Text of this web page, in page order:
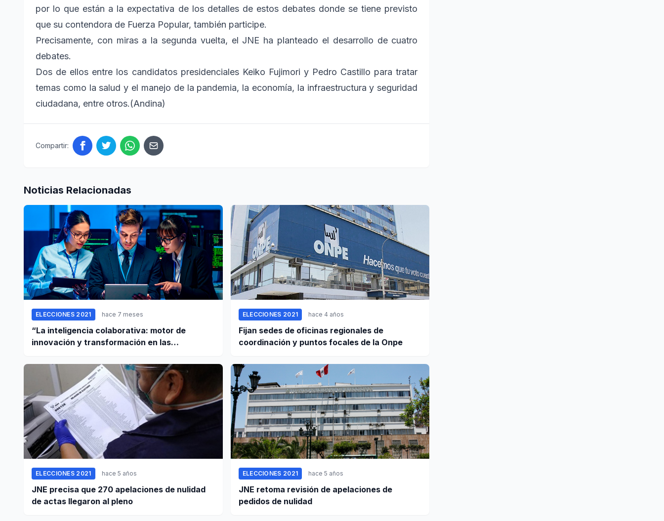
por lo que están a la expectativa de los detalles de estos debates donde se tiene previsto
que su contendora de Fuerza Popular, también participe.
Precisamente, con miras a la segunda vuelta, el JNE ha planteado el desarrollo de cuatro
debates.
Dos de ellos entre los candidatos presidenciales Keiko Fujimori y Pedro Castillo para tratar
temas como la salud y el manejo de la pandemia, la economía, la infraestructura y seguridad
ciudadana, entre otros.(Andina)
Compartir:
Noticias Relacionadas
ELECCIONES 2021 hace 7 meses
“La inteligencia colaborativa: motor de
innovación y transformación en las
ELECCIONES 2021 hace 4 años
Fijan sedes de oficinas regionales de
coordinación y puntos focales de la Onpe
ELECCIONES 2021 hace 5 años
JNE precisa que 270 apelaciones de nulidad
de actas llegaron al pleno
ELECCIONES 2021 hace 5 años
JNE retoma revisión de apelaciones de
pedidos de nulidad